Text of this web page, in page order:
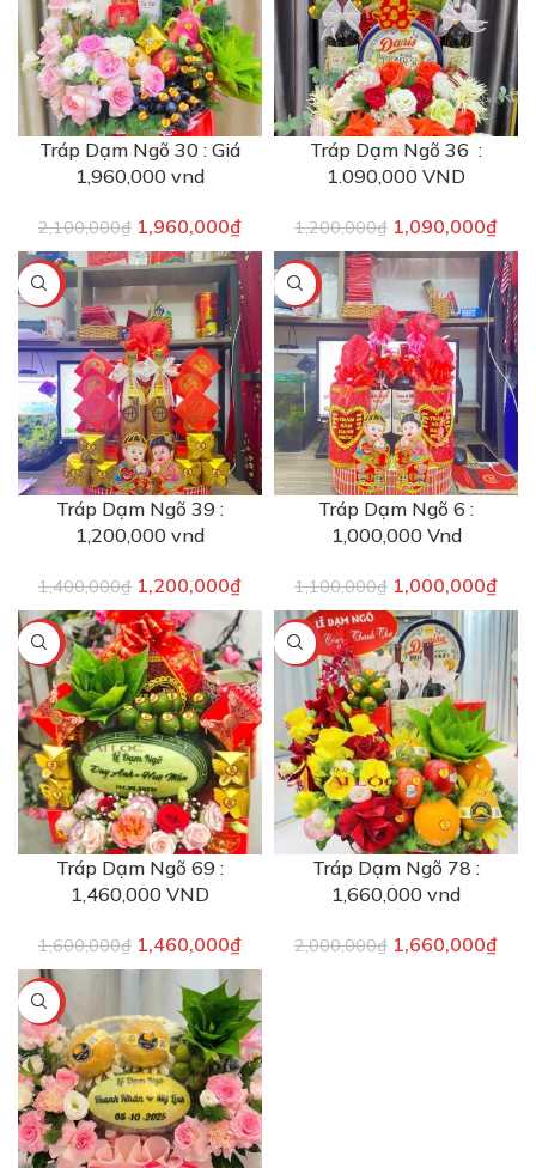
Tráp Dạm Ngõ 30 : Giá
1,960,000 vnd
2,100,000₫ 1,960,000₫
Tráp Dạm Ngõ 36 :
1.090,000 VND
1,200,000₫ 1,090,000₫
-14%
Tráp Dạm Ngõ 39 :
1,200,000 vnd
1,400,000₫ 1,200,000₫
-9%
Tráp Dạm Ngõ 6 :
1,000,000 Vnd
1,100,000₫ 1,000,000₫
-9%
Tráp Dạm Ngõ 69 :
1,460,000 VND
1,600,000₫ 1,460,000₫
-17%
Tráp Dạm Ngõ 78 :
1,660,000 vnd
2,000,000₫ 1,660,000₫
-19%